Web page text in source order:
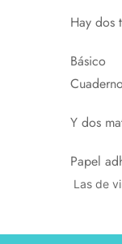
Hay dos
Básico
Y dos
Papel
Las de